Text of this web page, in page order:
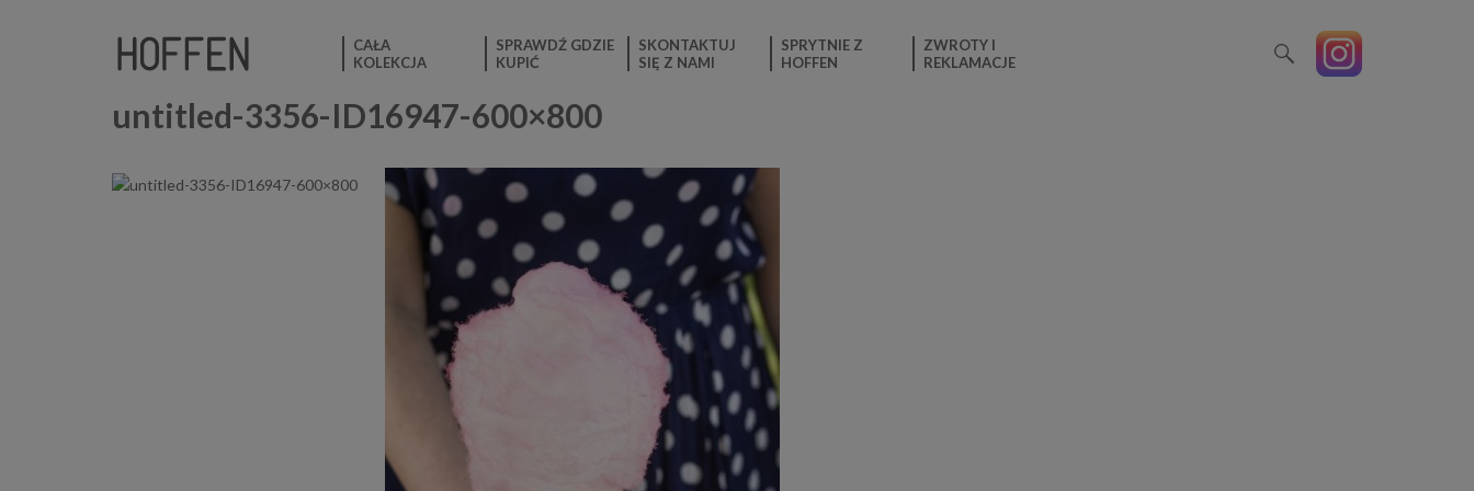
CAŁA
KOLEKCJA
SPRAWDŹ GDZIE
KUPIĆ
SKONTAKTUJ
SIĘ Z NAMI
SPRYTNIE Z
HOFFEN
ZWROTY I
REKLAMACJE
untitled-3356-ID16947-600×800